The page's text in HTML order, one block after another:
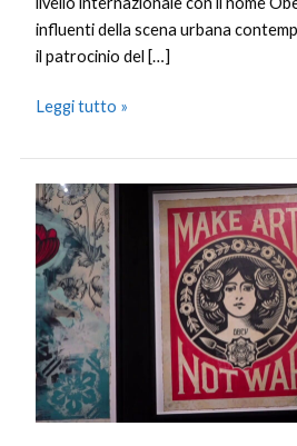
influenti della scena urbana
il patrocinio del […]
Leggi tutto »
La
forza
della
pace
nella
mostra
di
Obey
alle